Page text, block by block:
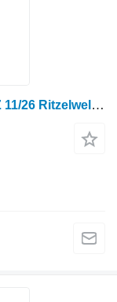
John Deere Welle 5090198/ F074415 Z 11/26 Ritzelwelle für John Deere Radtraktor